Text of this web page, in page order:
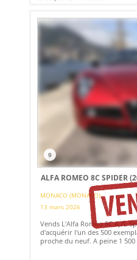
9
ALFA ROMEO 8C SPIDER
MONACO (MONACO)
13 mars 2026
Vends L'Alfa Romeo 8C 4,7L
d'acquérir l'un des 500
proche du neuf. A peine 1 500